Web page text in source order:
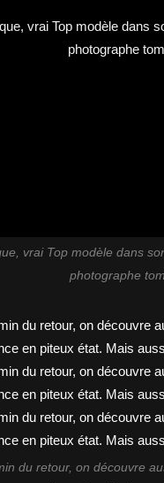
vrai Top modèle dans
photographe
du retour, on découvre